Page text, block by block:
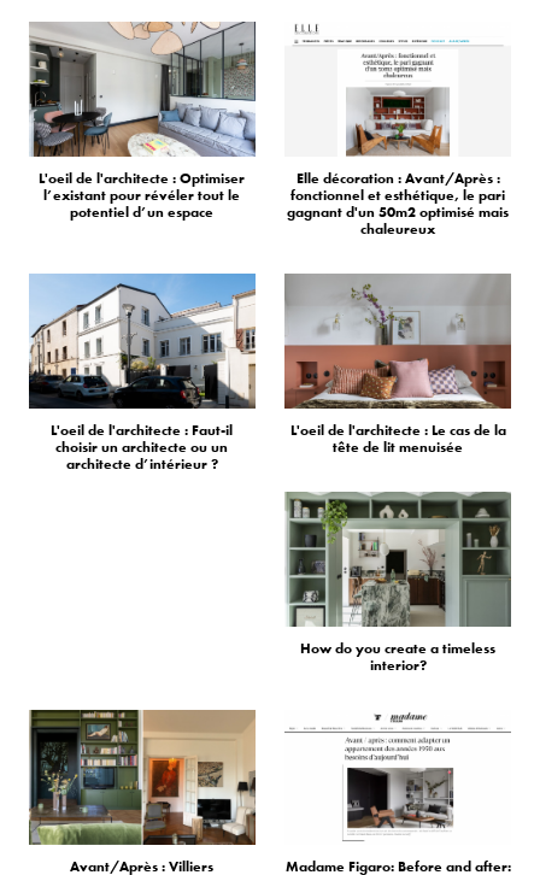
L'oeil de l'architecte : Optimiser
l’existant pour révéler tout le
potentiel d’un espace
Elle décoration : Avant/Après :
fonctionnel et esthétique, le pari
gagnant d'un 50m2 optimisé mais
chaleureux
L'oeil de l'architecte : Faut-il
choisir un architecte ou un
architecte d’intérieur ?
L'oeil de l'architecte : Le cas de la
tête de lit menuisée
How do you create a timeless
interior?
Avant/Après : Villiers
Madame Figaro: Before and after: